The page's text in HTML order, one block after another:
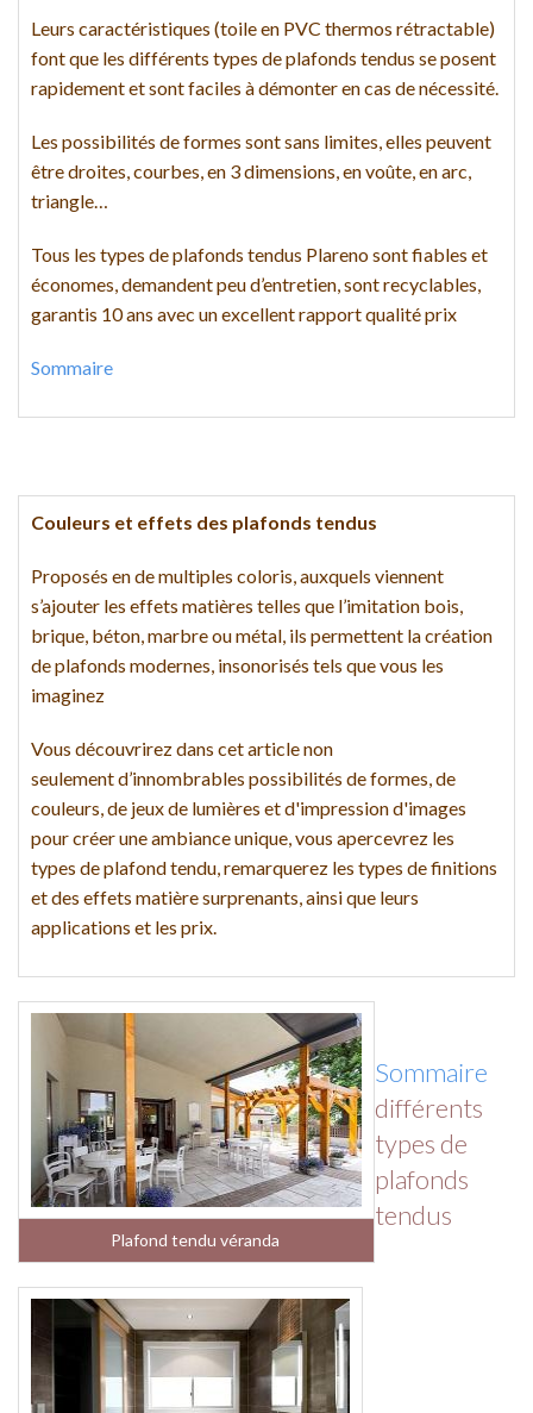
Leurs caractéristiques (toile en PVC thermos rétractable)
font que les différents types de plafonds tendus se posent
rapidement et sont faciles à démonter en cas de nécessité.
Les possibilités de formes sont sans limites, elles peuvent
être droites, courbes, en 3 dimensions, en voûte, en arc,
triangle…
Tous les types de plafonds tendus Plareno sont fiables et
économes, demandent peu d’entretien, sont recyclables,
garantis 10 ans avec un excellent rapport qualité prix
Sommaire
Couleurs et effets des plafonds tendus
Proposés en de multiples coloris, auxquels viennent
s’ajouter les effets matières telles que l’imitation bois,
brique, béton, marbre ou métal, ils permettent la création
de plafonds modernes, insonorisés tels que vous les
imaginez
Vous découvrirez dans cet article non
seulement d’innombrables possibilités de formes, de
couleurs, de jeux de lumières et d'impression d'images
pour créer une ambiance unique, vous apercevrez les
types de plafond tendu, remarquerez les types de finitions
et des effets matière surprenants, ainsi que leurs
applications et les prix.
Plafond tendu véranda
Sommaire
différents
types de
plafonds
tendus